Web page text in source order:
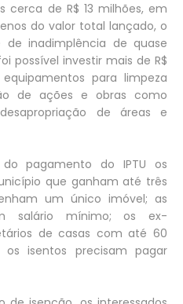
cerca de R$ 13 milhões, em
do valor total lançado, o
inadimplência de quase
possível investir mais de R$
para limpeza
de ações e obras como
de áreas e
do pagamento do IPTU os
que ganham até três
um único imóvel; as
salário mínimo; os ex-
de casas com até 60
os isentos precisam pagar